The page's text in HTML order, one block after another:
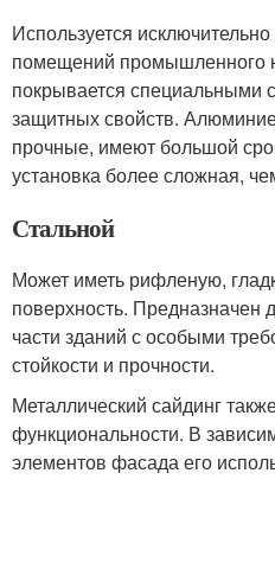
Используется
помещений промышленного
покрывается специальными
защитных свойств.
прочные, имеют большой
установка более сложная,
Стальной
Может иметь рифленую,
поверхность. Предназначен
части зданий с особыми
стойкости и прочности.
Металлический сайдинг
функциональности. В
элементов фасада его